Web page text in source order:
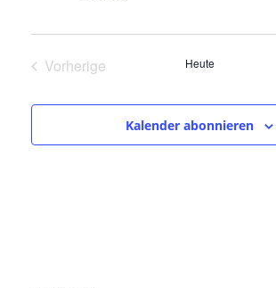
Vorherige
Heute
Kalender abonnieren